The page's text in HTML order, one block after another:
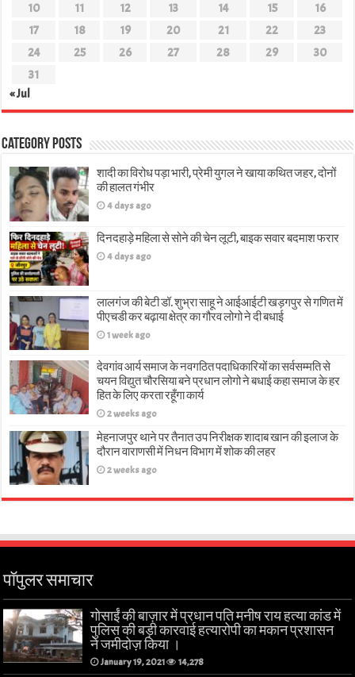
10
11 12 13 14 15
16
17
18 19 20 21 22
23
24
25 26 27 28 29
30
31
« Jul
Category Posts
शादी का विरोध पड़ा भारी, प्रेमी युगल ने खाया कथित जहर, दोनों
की हालत गंभीर
4 days ago
दिनदहाड़े महिला से सोने की चेन लूटी, बाइक सवार बदमाश फरार
4 days ago
लालगंज की बेटी डॉ. शुभ्रा साहू ने आईआईटी खड़गपुर से गणित में
पीएचडी कर बढ़ाया क्षेत्र का गौरव लोगो ने दी बधाई
1 week ago
देवगांव आर्य समाज के नवगठित पदाधिकारियों का सर्वसम्मति से
चयन विद्युत चौरसिया बने प्रधान लोगो ने बधाई कहा समाज के हर
हित के लिए करता रहूँगा कार्य
2 weeks ago
मेहनाजपुर थाने पर तैनात उप निरीक्षक शादाब खान की इलाज के
दौरान वाराणसी में निधन विभाग में शोक की लहर
2 weeks ago
पॉपुलर समाचार
गोसाईं की बाज़ार में प्रधान पति मनीष राय हत्या कांड में
पुलिस की बड़ी कारवाई हत्यारोपी का मकान प्रशासन
ने जमीदोज़ किया ।
January 19, 2021 14,278